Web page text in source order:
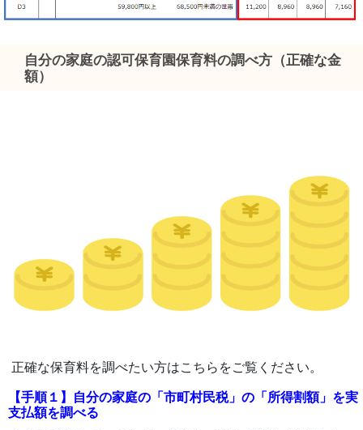
自分の家庭の認可保育園保育料の調べ方（正確な金
額）
正確な保育料を調べたい方はこちらをご覧ください。
【手順１】自分の家庭の「市町村民税」の「所得割額」を実
支払額を調べる